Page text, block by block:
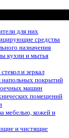
для них
средства
назначения
кухни и мытья
и зеркал
напольных покрытий
машин
помещений
мебелью, кожей и
и чистящие